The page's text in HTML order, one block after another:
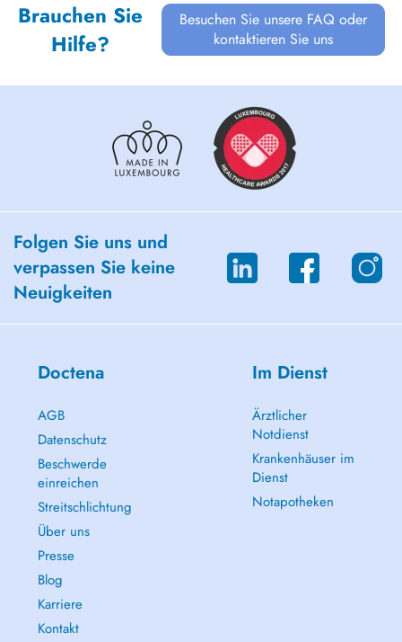
Brauchen Sie
Hilfe?
Besuchen Sie unsere FAQ oder
kontaktieren Sie uns
Folgen Sie uns und
verpassen Sie keine
Neuigkeiten
Doctena
AGB
Datenschutz
Beschwerde
einreichen
Streitschlichtung
Über uns
Presse
Blog
Karriere
Kontakt
Im Dienst
Ärztlicher
Notdienst
Krankenhäuser im
Dienst
Notapotheken